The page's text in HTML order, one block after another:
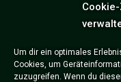
Um dir ein optimales
Cookies, um
zuzugreifen. Wenn du